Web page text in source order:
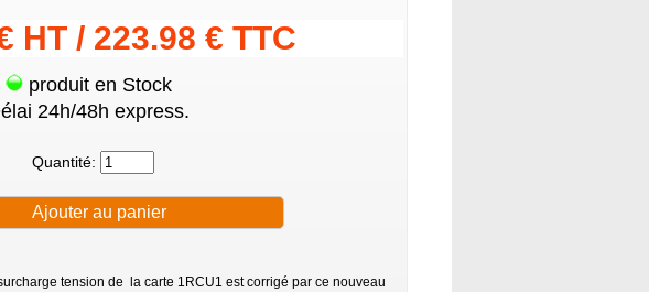
HT / 223.98 € TTC
produit en Stock
24h/48h express.
Quantité:
tension de la carte 1RCU1 est corrigé par ce nouveau